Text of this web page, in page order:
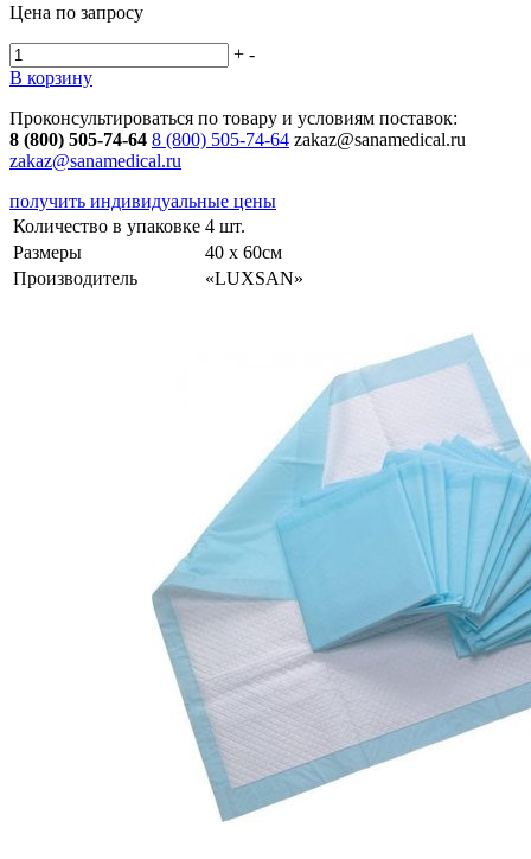
Цена по запросу
+ -
В корзину
Проконсультироваться по товару и условиям поставок:
8 (800) 505-74-64 8 (800) 505-74-64 zakaz@sanamedical.ru
zakaz@sanamedical.ru
получить индивидуальные цены
Количество в упаковке 4 шт.
Размеры
40 х 60см
Производитель
«LUXSAN»